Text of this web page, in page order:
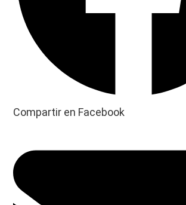
Compartir en Facebook